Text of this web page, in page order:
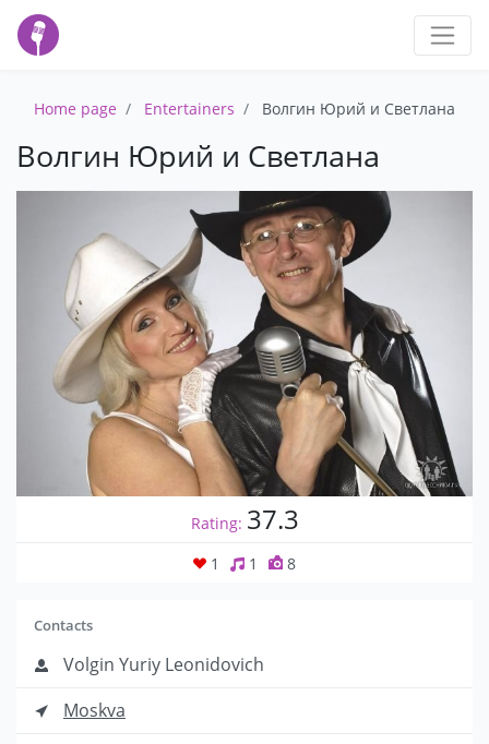
Home page Entertainers Волгин Юрий и Светлана
Волгин Юрий и Светлана
Rating: 37.3
1 1 8
Contacts
Volgin Yuriy Leonidovich
Moskva